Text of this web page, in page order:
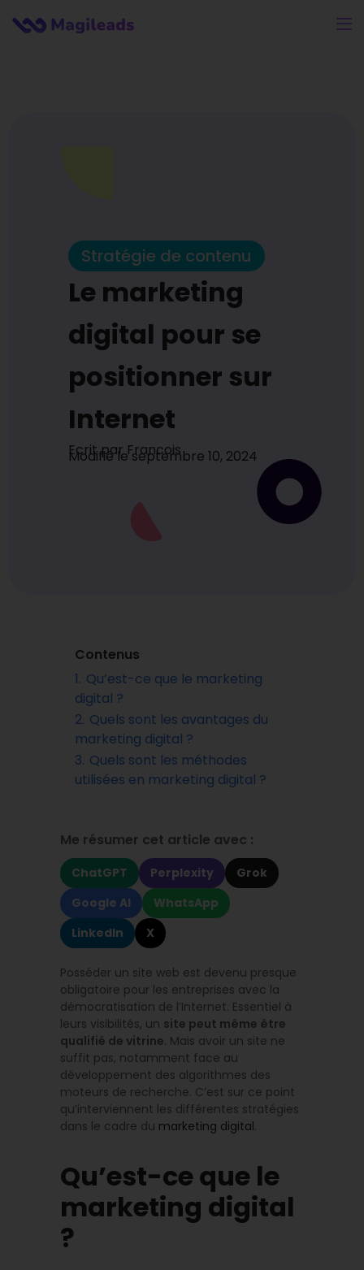
Stratégie de contenu
Le marketing
digital pour se
positionner sur
Internet
Ecrit parFrancois
Modifié le septembre 10, 2024
Contenus
1. Qu’est-ce que le marketing
digital ?
2. Quels sont les avantages du
marketing digital ?
3. Quels sont les méthodes
utilisées en marketing digital ?
Me résumer cet article avec :
ChatGPT Perplexity
Grok
Google AI
WhatsApp
LinkedIn
X
Posséder un site web est devenu presque
obligatoire pour les entreprises avec la
démocratisation de l’Internet. Essentiel à
leurs visibilités, un site peut même être
qualifié de vitrine. Mais avoir un site ne
suffit pas, notamment face au
développement des algorithmes des
moteurs de recherche. C’est sur ce point
qu’interviennent les différentes stratégies
dans le cadre du marketing digital.
Qu’est-ce que le
marketing digital
?